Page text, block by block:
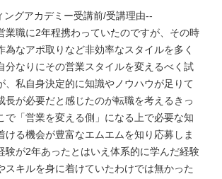
ングアカデミー受講前/受講理由--
業職に2年程携わっていたのですが、その時
為なアポ取りなど非効率なスタイルを多く
分なりにその営業スタイルを変えるべく試
、私自身決定的に知識やノウハウが足りて
長が必要だと感じたのが転職を考えるきっ
で「営業を変える側」になる上で必要な知
ける機会が豊富なエムエムを知り応募しま
験が2年あったとはいえ体系的に学んだ経験
スキルを身に着けていたわけでは無かった